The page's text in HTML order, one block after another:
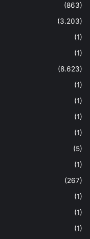
(863)
(3.203)
(1)
(1)
(8.623)
(1)
(1)
(1)
(1)
(5)
(1)
(267)
(1)
(1)
(1)